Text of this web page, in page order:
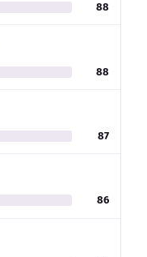
88
88
87
86